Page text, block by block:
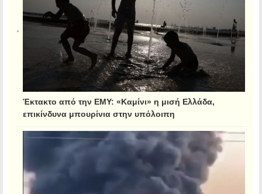
Έκτακτο από την ΕΜΥ: «Καμίνι» η μισή Ελλάδα,
επικίνδυνα μπουρίνια στην υπόλοιπη